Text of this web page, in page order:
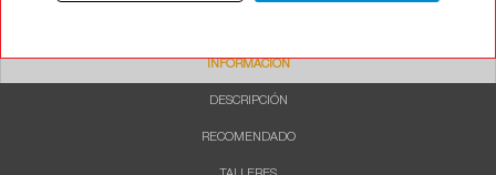
INFORMACIÓN
DESCRIPCIÓN
RECOMENDADO